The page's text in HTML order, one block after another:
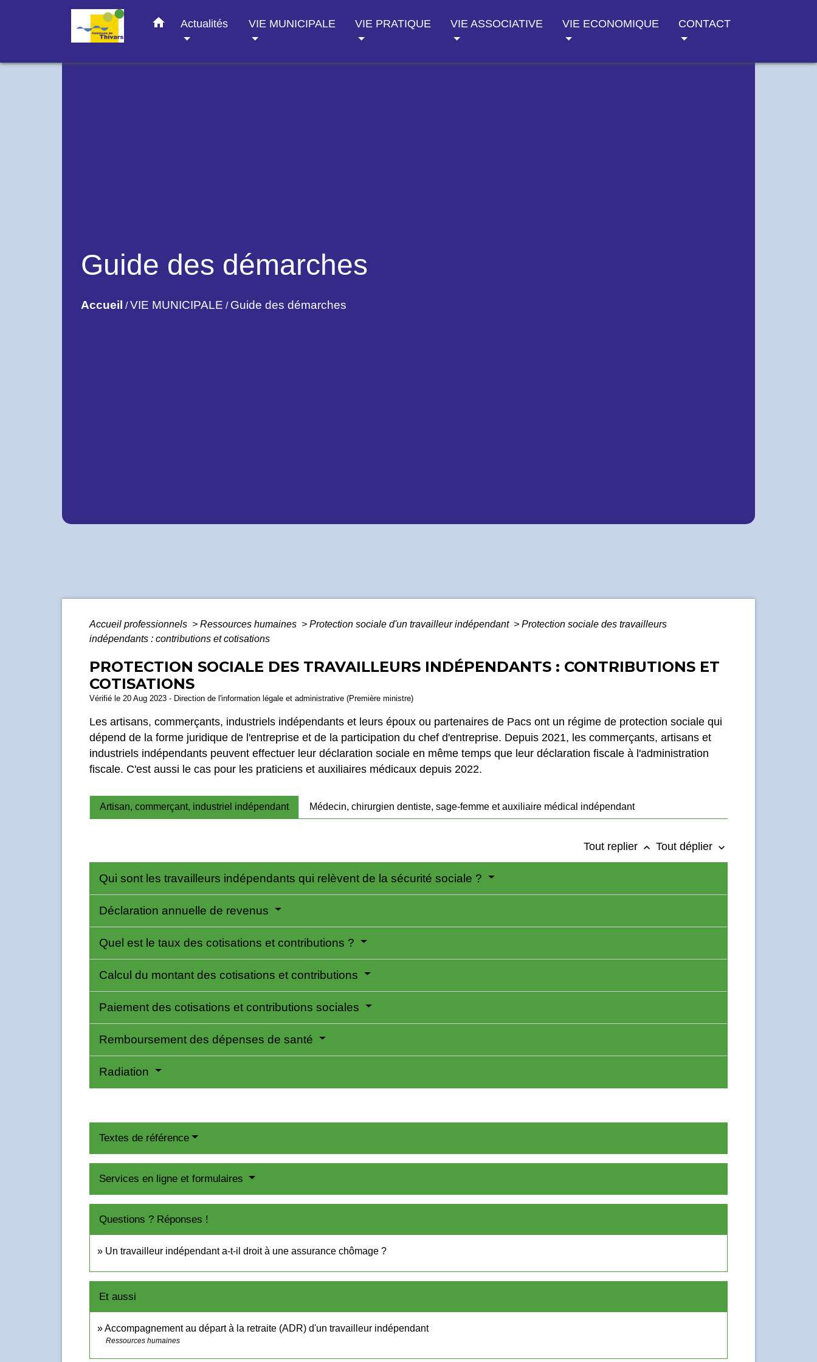
home Actualités VIE MUNICIPALE VIE PRATIQUE VIE ASSOCIATIVE VIE ECONOMIQUE CONTACT
Guide des démarches
Accueil /VIE MUNICIPALE / Guide des démarches
Accueil professionnels > Ressources humaines > Protection sociale d'un travailleur indépendant > Protection sociale des travailleurs
indépendants : contributions et cotisations
PROTECTION SOCIALE DES TRAVAILLEURS INDÉPENDANTS : CONTRIBUTIONS ET
COTISATIONS
Vérifié le 20 Aug 2023 - Direction de l'information légale et administrative (Première ministre)
Les artisans, commerçants, industriels indépendants et leurs époux ou partenaires de Pacs ont un régime de protection sociale qui
dépend de la forme juridique de l'entreprise et de la participation du chef d'entreprise. Depuis 2021, les commerçants, artisans et
industriels indépendants peuvent effectuer leur déclaration sociale en même temps que leur déclaration fiscale à l'administration
fiscale. C'est aussi le cas pour les praticiens et auxiliaires médicaux depuis 2022.
Artisan, commerçant, industriel indépendant Médecin, chirurgien dentiste, sage-femme et auxiliaire médical indépendant
Tout replier keyboard_arrow_up Tout déplier keyboard_arrow_down
Qui sont les travailleurs indépendants qui relèvent de la sécurité sociale ?
Déclaration annuelle de revenus
Quel est le taux des cotisations et contributions ?
Calcul du montant des cotisations et contributions
Paiement des cotisations et contributions sociales
Remboursement des dépenses de santé
Radiation
Textes de référence
Services en ligne et formulaires
Questions ? Réponses !
Un travailleur indépendant a-t-il droit à une assurance chômage ?
Et aussi
Accompagnement au départ à la retraite (ADR) d'un travailleur indépendant
Ressources humaines